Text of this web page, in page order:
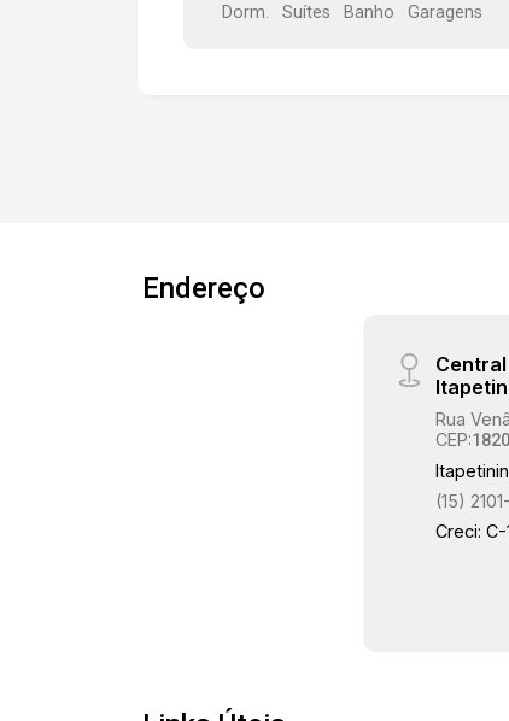
do Imóvel - Sala ampla em dois
lenha, perfeita para momentos de
confraternização. - Piscina privativa,
suítes com piso em laminado de
closet, banheira de hidromassagem e
acesso a uma charmosa área de luz. -
Mezanino versátil, que pode ser
utilizado como sala de TV ou
além de contar com um quarto
infraestrutura completa.
Dorm. Suítes Banho Garagens
Endereço
Rua
CEP:
(15)
Creci: C-